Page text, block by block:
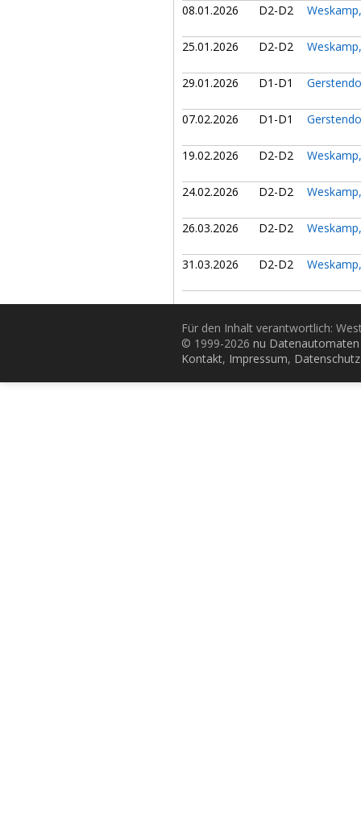
08.01.2026 D2-D2
25.01.2026 D2-D2
29.01.2026 D1-D1
07.02.2026 D1-D1
19.02.2026 D2-D2
24.02.2026 D2-D2
26.03.2026 D2-D2
31.03.2026 D2-D2
Für den Inhalt verantwortlich:
© 1999-2026 nu
Kontakt, Impressum, Datenschutz